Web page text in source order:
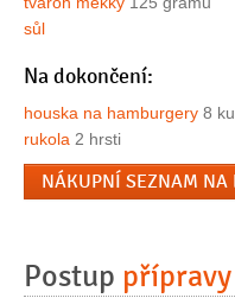
sůl
Na dokončení:
houska na hamburgery 8
rukola 2 hrsti
NÁKUPNÍ SEZNAM NA
Postup přípravy